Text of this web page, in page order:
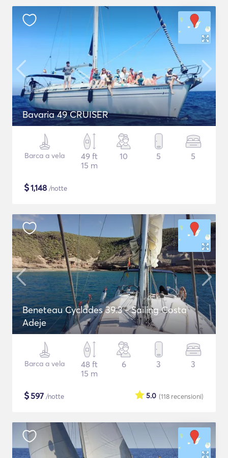
Bavaria 49 CRUISER
Barca a vela
49 ft
15 m
10 5 5
$1,148 /notte
Beneteau Cyclades 39.3 - Sailing Costa
Adeje
Barca a vela
48 ft
15 m
6 3 3
$597 /notte (118 recensioni)
5.0